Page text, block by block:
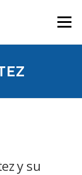
Menú
y su